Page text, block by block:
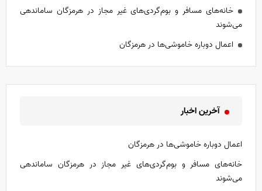
خانه‌های مسافر و بوم‌گردی‌های غیر مجاز در هرمزگان ساماندهی
می‌شوند
اعمال دوباره خاموشی‌ها در هرمزگان
آخرین اخبار
اعمال دوباره خاموشی‌ها در هرمزگان
خانه‌های مسافر و بوم‌گردی‌های غیر مجاز در هرمزگان ساماندهی
می‌شوند